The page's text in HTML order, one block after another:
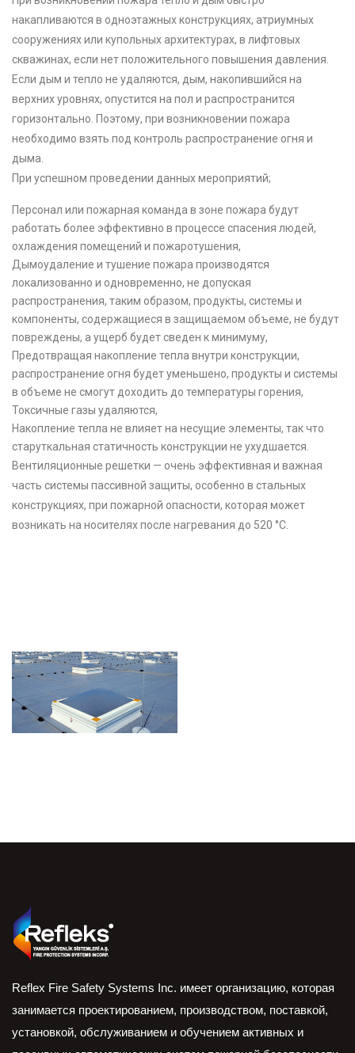
накапливаются в одноэтажных конструкциях, атриумных
сооружениях или купольных архитектурах, в лифтовых
скважинах, если нет положительного повышения давления.
Если дым и тепло не удаляются, дым, накопившийся на
верхних уровнях, опустится на пол и распространится
горизонтально. Поэтому, при возникновении пожара
необходимо взять под контроль распространение огня и
дыма.
При успешном проведении данных мероприятий;
Персонал или пожарная команда в зоне пожара будут
работать более эффективно в процессе спасения людей,
охлаждения помещений и пожаротушения,
Дымоудаление и тушение пожара производятся
локализованно и одновременно, не допуская
распространения, таким образом, продукты, системы и
компоненты, содержащиеся в защищаемом объеме, не будут
повреждены, а ущерб будет сведен к минимуму,
Предотвращая накопление тепла внутри конструкции,
распространение огня будет уменьшено, продукты и системы
в объеме не смогут доходить до температуры горения,
Токсичные газы удаляются,
Накопление тепла не влияет на несущие элементы, так что
старуткальная статичность конструкции не ухудшается.
Вентиляционные решетки — очень эффективная и важная
часть системы пассивной защиты, особенно в стальных
конструкциях, при пожарной опасности, которая может
возникать на носителях после нагревания до 520 °C.
Reflex Fire Safety Systems Inc. имеет организацию, которая
занимается проектированием, производством, поставкой,
установкой, обслуживанием и обучением активных и